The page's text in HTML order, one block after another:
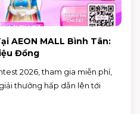
AEON MALL Bình Tân:
Đồng
2026, tham gia miễn phí,
thưởng hấp dẫn lên tới